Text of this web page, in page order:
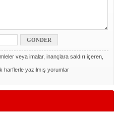
veya imalar, inançlara saldırı içeren,
harflerle yazılmış yorumlar